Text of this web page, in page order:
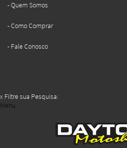
Quem Somos
Como Comprar
Fale Conosco
x Filtre sua Pesquisa:
Menu